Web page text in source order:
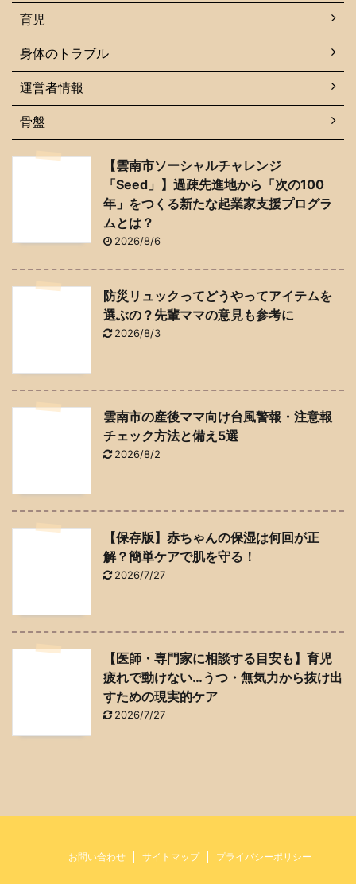
育児
身体のトラブル
運営者情報
骨盤
【雲南市ソーシャルチャレンジ
「Seed」】過疎先進地から「次の100
年」をつくる新たな起業家支援プログラ
ムとは？
2026/8/6
防災リュックってどうやってアイテムを
選ぶの？先輩ママの意見も参考に
2026/8/3
雲南市の産後ママ向け台風警報・注意報
チェック方法と備え5選
2026/8/2
【保存版】赤ちゃんの保湿は何回が正
解？簡単ケアで肌を守る！
2026/7/27
【医師・専門家に相談する目安も】育児
疲れで動けない…うつ・無気力から抜け出
すための現実的ケア
2026/7/27
お問い合わせ サイトマップ プライバシーポリシー